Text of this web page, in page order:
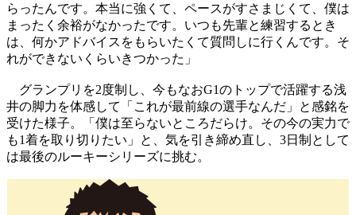
らったんです。本当に強くて、ペースがすさまじくて、僕は
まったく余裕がなかったです。いつも先輩と練習するとき
は、何かアドバイスをもらいたくて質問しに行くんです。そ
れができないくらいきつかった」
グランプリを2度制し、今もなおG1のトップで活躍する浅
井の脚力を体感して「これが最前線の選手なんだ」と感銘を
受けた様子。「僕は至らないところだらけ。その今の実力で
も1着を取り切りたい」と、気を引き締め直し、3日制として
は最後のルーキーシリーズに挑む。